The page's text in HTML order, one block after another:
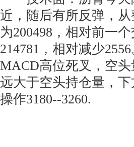
近，随后有所反弹，
为200498，相对前一
214781，相对减少
MACD高位死叉，空
远大于空头持仓量，
操作3180--3260.